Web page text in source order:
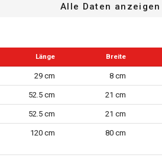
Alle Daten anzeigen
Länge Breite
29 cm 8 cm
52.5 cm 21 cm
52.5 cm 21 cm
120 cm 80 cm